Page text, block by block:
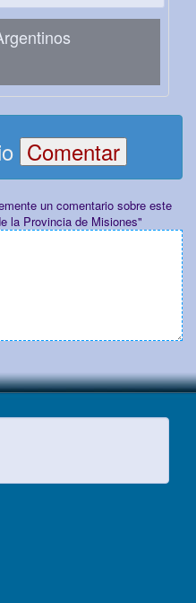
un comentario sobre este
la Provincia de Misiones"